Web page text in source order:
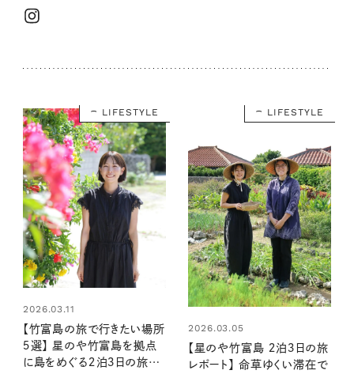
LIFESTYLE
2026.03.11
【竹富島の旅で行きたい場所
５選】 星のや竹富島を拠点
に島をめぐる２泊３日の旅
LIFESTYLE
2026.03.05
【星のや竹富島 ２泊３日の旅
レポート】 命草ゆくい滞在で